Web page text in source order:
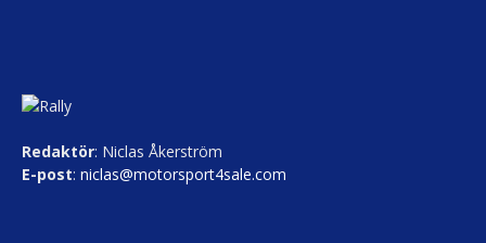
Redaktör: Niclas Åkerström
E-post: niclas@motorsport4sale.com